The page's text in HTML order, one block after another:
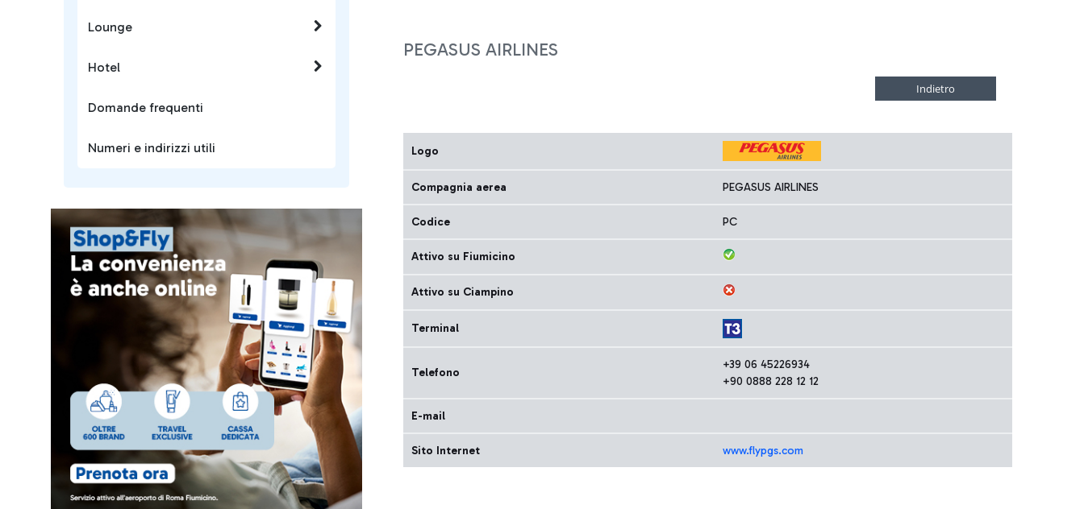
PEGASUS AIRLINES
Logo
Compagnia aerea PEGASUS AIRLINES
Codice PC
Attivo su Fiumicino
Attivo su Ciampino
Terminal
Telefono
+39 06 45226934
+90 0888 228 12 12
E-mail
Sito Internet www.flypgs.com
Lounge
Hotel
Domande frequenti
Numeri e indirizzi utili